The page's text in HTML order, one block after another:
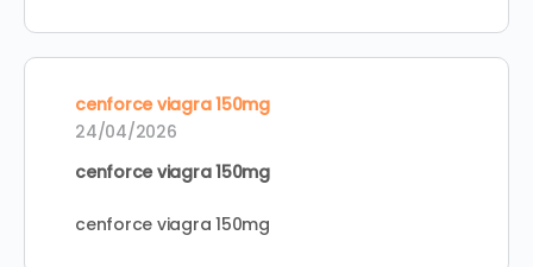
cenforce viagra 150mg
24/04/2026
cenforce viagra 150mg
cenforce viagra 150mg